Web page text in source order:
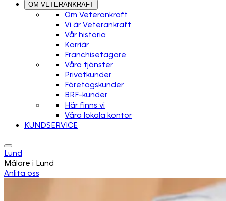
OM VETERANKRAFT
Om Veterankraft
Vi är Veterankraft
Vår historia
Karriär
Franchisetagare
Våra tjänster
Privatkunder
Företagskunder
BRF-kunder
Här finns vi
Våra lokala kontor
KUNDSERVICE
Lund
Målare i Lund
Anlita oss